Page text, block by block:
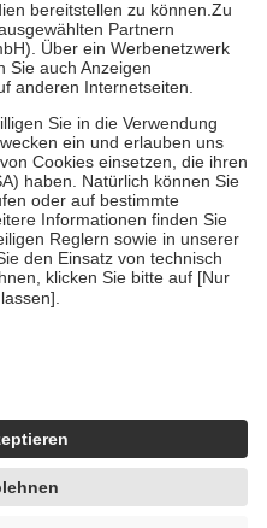
jedochfünf Euro
nie mehr als die
entrichten.
für Online-Apotheken.
beträgt die
sowie zehn Euro je
für ihre eigene Gesundheit
der Familie zu unterstützen,
vollendeten 18. Lebensjahr
Dienstleister für die
Shops hat Maßnahmen
es sich um echte Bewertungen